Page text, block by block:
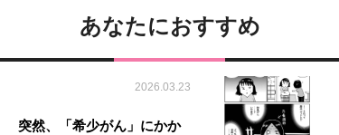
あなたにおすすめ
2026.03.23
突然、「希少がん」にかか